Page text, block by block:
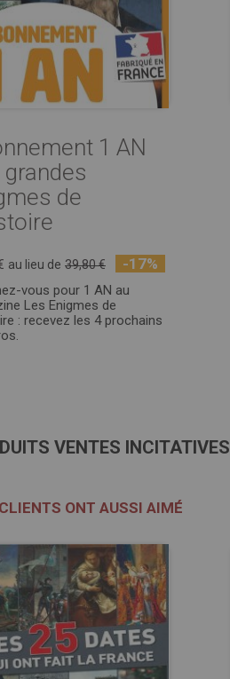
1 AN
grandes
de
au lieu de 39,80 € -17%
vous pour 1 AN au
Les Enigmes de
: recevez les 4 prochains
VENTES INCITATIVES
ONT AUSSI AIMÉ